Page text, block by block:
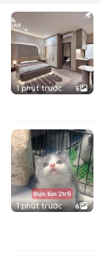
1 phút trước 5
1 phút trước 6